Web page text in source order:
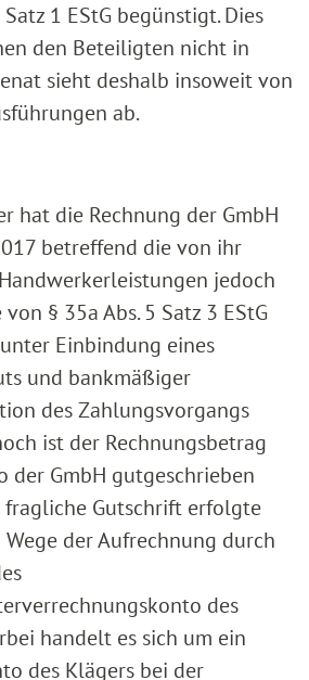
Satz 1 EStG begünstigt. Dies
den Beteiligten nicht in
sieht deshalb insoweit von
ab.
hat die Rechnung der GmbH
betreffend die von ihr
jedoch
§ 35a Abs. 5 Satz 3 EStG
Einbindung eines
und bankmäßiger
des Zahlungsvorgangs
ist der Rechnungsbetrag
der GmbH gutgeschrieben
fragliche Gutschrift erfolgte
der Aufrechnung durch
des
handelt es sich um ein
des Klägers bei der